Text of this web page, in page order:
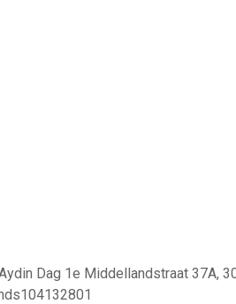
Dag 1e Middellandstraat 37A,